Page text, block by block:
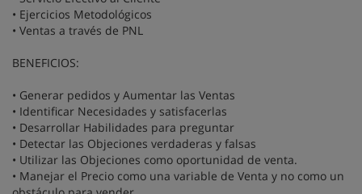
• Ejercicios Metodológicos
• Ventas a través de PNL
BENEFICIOS:
• Generar pedidos y Aumentar las Ventas
• Identificar Necesidades y satisfacerlas
• Desarrollar Habilidades para preguntar
• Detectar las Objeciones verdaderas y falsas
• Utilizar las Objeciones como oportunidad de venta.
• Manejar el Precio como una variable de Venta y no como un